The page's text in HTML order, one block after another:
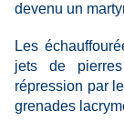
devenu un
Les
jets de
répression par
grenades